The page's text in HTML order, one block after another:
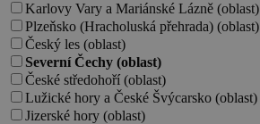
Karlovy Vary a Mariánské Lázně (oblast)
Plzeňsko (Hracholuská přehrada) (oblast)
Český les (oblast)
Severní Čechy (oblast)
České středohoří (oblast)
Lužické hory a České Švýcarsko (oblast)
Jizerské hory (oblast)